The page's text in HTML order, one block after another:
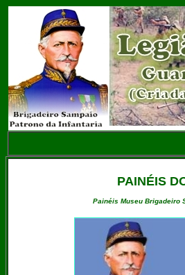
PAINÉIS
Painéis Museu Brigadeiro